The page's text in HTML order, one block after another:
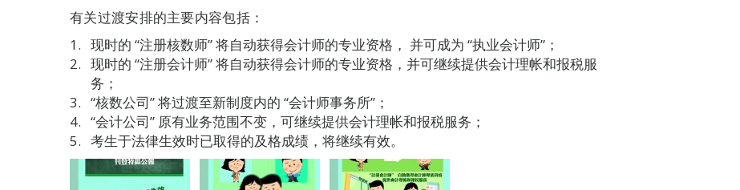
有关过渡安排的主要内容包括：
现时的 “注册核数师” 将自动获得会计师的专业资格， 并可成为 “执业会计师”；
现时的 “注册会计师” 将自动获得会计师的专业资格，并可继续提供会计理帐和报税服
务；
“核数公司” 将过渡至新制度内的 “会计师事务所”；
“会计公司” 原有业务范围不变，可继续提供会计理帐和报税服务；
考生于法律生效时已取得的及格成绩，将继续有效。